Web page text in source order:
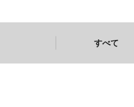
すべて